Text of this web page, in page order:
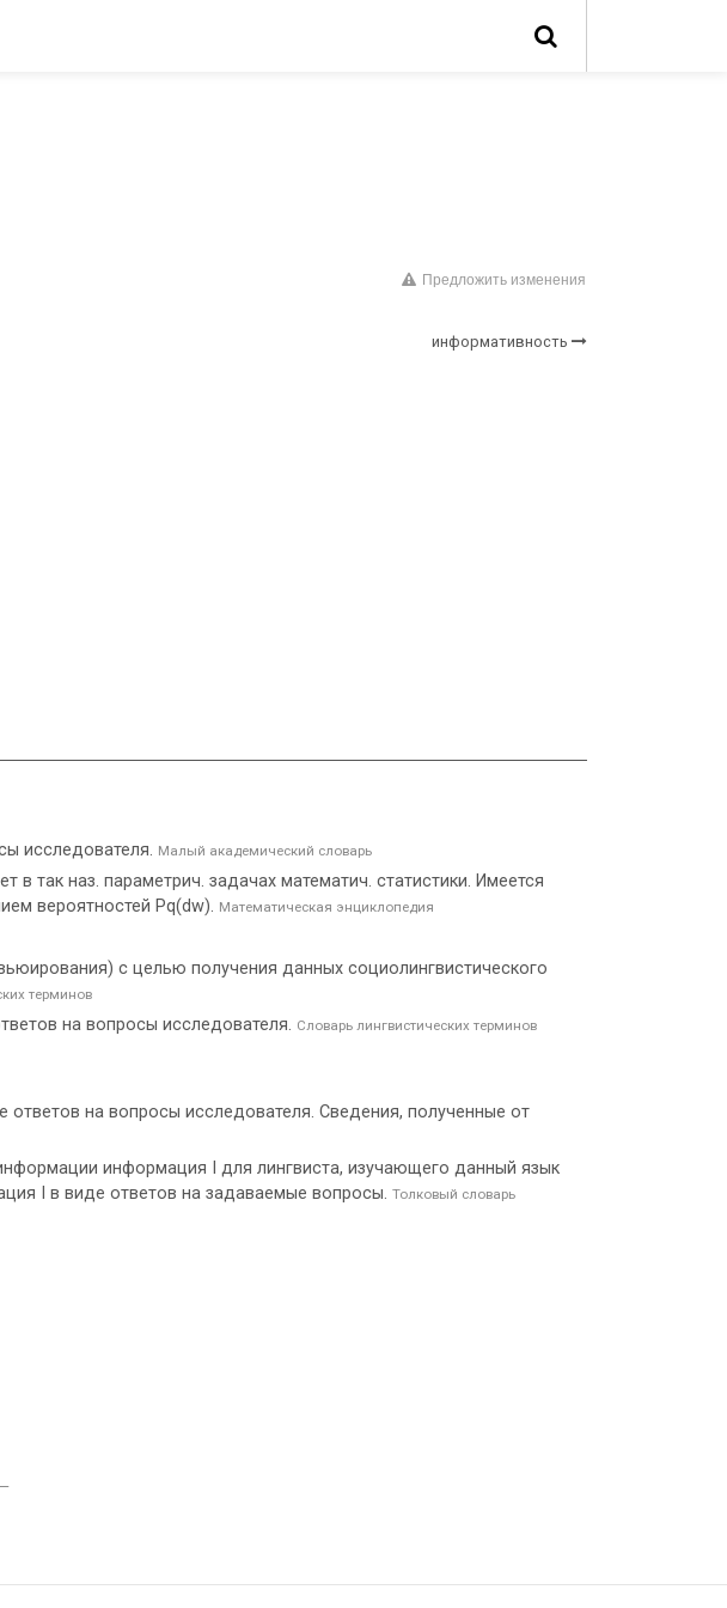
Предложить изменения
информативность
исследователя. Малый академический словарь
так наз. параметрич. задачах математич. статистики. Имеется
вероятностей Pq(dw). Математическая энциклопедия
с целью получения данных социолингвистического
терминов
на вопросы исследователя. Словарь лингвистических терминов
на вопросы исследователя. Сведения, полученные от
информация I для лингвиста, изучающего данный язык
I в виде ответов на задаваемые вопросы. Толковый словарь